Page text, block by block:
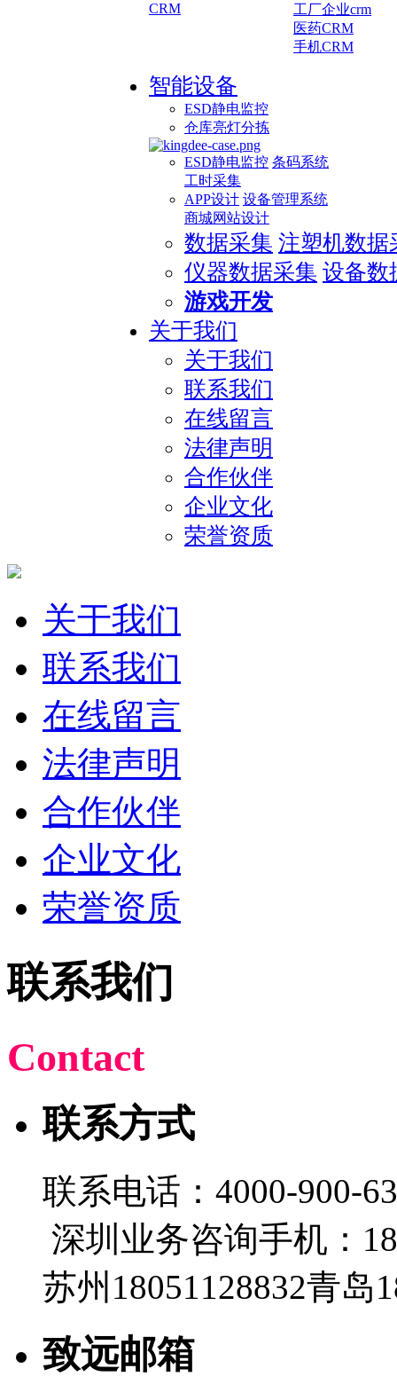
CRM
工厂企业crm
医药CRM
手机CRM
智能设备
ESD静电监控
仓库亮灯分拣
ESD静电监控 条码系统
工时采集
APP设计 设备管理系统
商城网站设计
数据采集 注塑机数据
仪器数据采集 设备数
游戏开发
关于我们
关于我们
联系我们
在线留言
法律声明
合作伙伴
企业文化
荣誉资质
关于我们
联系我们
在线留言
法律声明
合作伙伴
企业文化
荣誉资质
联系我们
Contact
联系方式
联系电话：4000-900-
深圳业务咨询手机：
苏州18051128832青岛
致远邮箱